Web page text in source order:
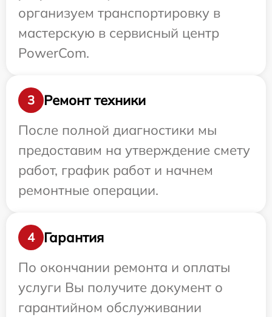
организуем транспортировку в
мастерскую в сервисный центр
PowerCom.
3
Ремонт техники
После полной диагностики мы
предоставим на утверждение смету
работ, график работ и начнем
ремонтные операции.
4
Гарантия
По окончании ремонта и оплаты
услуги Вы получите документ о
гарантийном обслуживании